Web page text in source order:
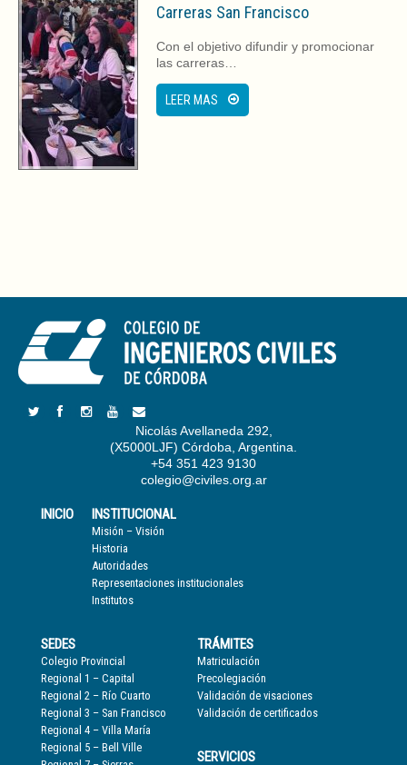
Carreras San Francisco
Con el objetivo difundir y promocionar
las carreras…
LEER MAS
Nicolás Avellaneda 292,
(X5000LJF) Córdoba, Argentina.
+54 351 423 9130
colegio@civiles.org.ar
INICIO INSTITUCIONAL
Misión – Visión
Historia
Autoridades
Representaciones institucionales
Institutos
SEDES
Colegio Provincial
Regional 1 – Capital
Regional 2 – Río Cuarto
Regional 3 – San Francisco
Regional 4 – Villa María
Regional 5 – Bell Ville
TRÁMITES
Matriculación
Precolegiación
Validación de visaciones
Validación de certificados
SERVICIOS